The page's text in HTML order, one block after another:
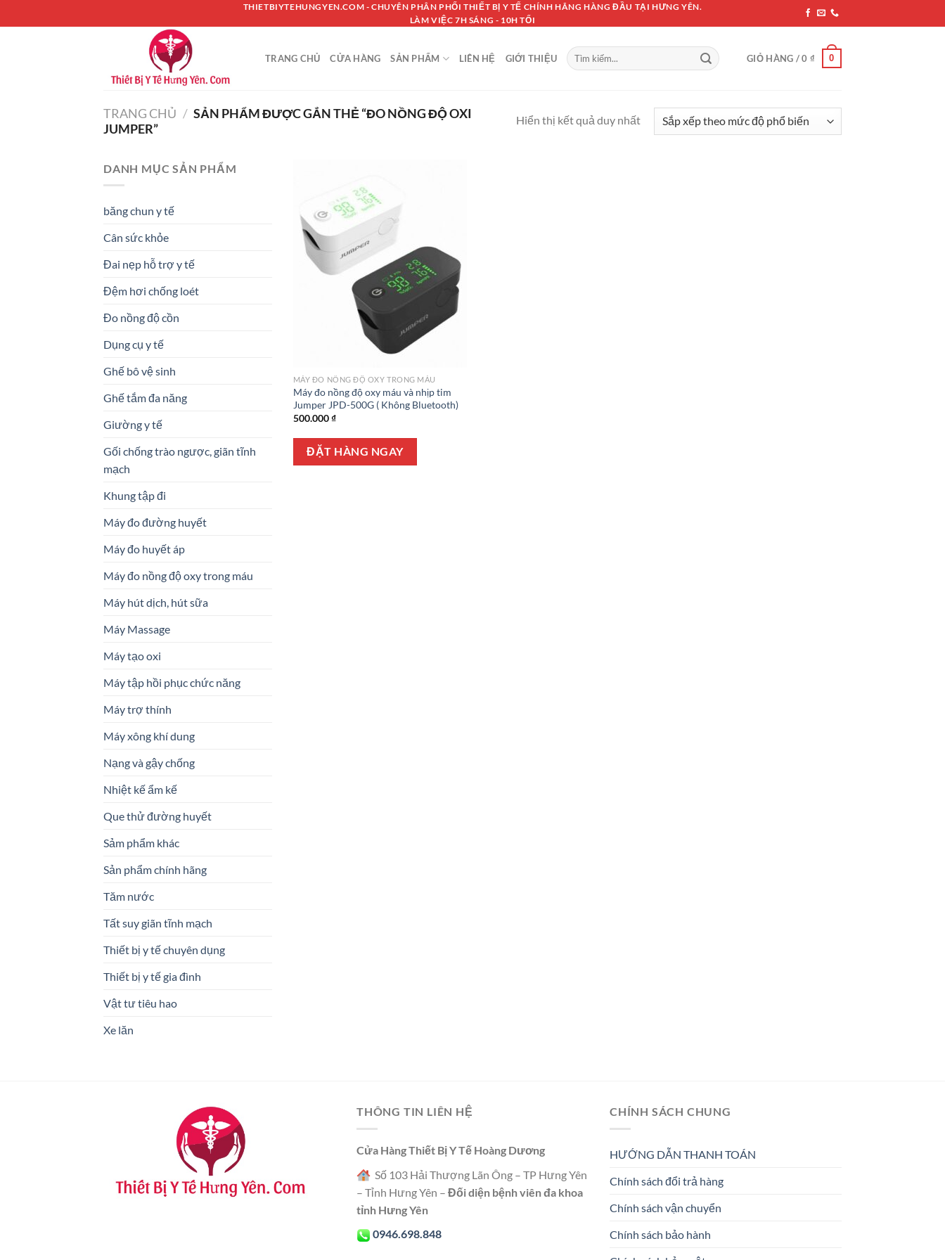
đến
THIETBIYTEHUNGYEN.COM - CHUYÊN PHÂN PHỐI THIẾT BỊ Y TẾ CHÍNH HÃNG HÀNG ĐẦU TẠI HƯNG YÊN.
LÀM VIỆC 7H SÁNG - 10H TỐI
TRANG CHỦ CỬA HÀNG SẢN PHẨM LIÊN HỆ GIỚI THIỆU
Tìm
kiếm:
GIỎ HÀNG /0 ₫ 0
TRANG CHỦ / SẢN PHẨM ĐƯỢC GẮN THẺ “ĐO NỒNG ĐỘ OXI
JUMPER”
Hiển thị kết quả duy nhất
DANH MỤC SẢN PHẨM
băng chun y tế
Cân sức khỏe
Đai nẹp hỗ trợ y tế
Đệm hơi chống loét
Đo nồng độ cồn
Dụng cụ y tế
Ghế bô vệ sinh
Ghế tắm đa năng
Giường y tế
Gối chống trào ngược, giãn tĩnh
mạch
Khung tập đi
Máy đo đường huyết
Máy đo huyết áp
Máy đo nồng độ oxy trong máu
Máy hút dịch, hút sữa
Máy Massage
Máy tạo oxi
Máy tập hồi phục chức năng
Máy trợ thính
Máy xông khí dung
Nạng và gậy chống
Nhiệt kế ẩm kế
Que thử đường huyết
Sảm phẩm khác
Sản phẩm chính hãng
Tăm nước
Tất suy giãn tĩnh mạch
Thiết bị y tế chuyên dụng
Thiết bị y tế gia đình
Vật tư tiêu hao
Xe lăn
MÁY ĐO NỒNG ĐỘ OXY TRONG MÁU
Máy đo nồng độ oxy máu và nhịp tim
Jumper JPD-500G ( Không Bluetooth)
500.000₫
ĐẶT HÀNG NGAY
THÔNG TIN LIÊN HỆ
Cửa Hàng Thiết Bị Y Tế Hoàng Dương
Số 103 Hải Thượng Lãn Ông – TP Hưng Yên
– Tỉnh Hưng Yên – Đối diện bệnh viên đa khoa
tỉnh Hưng Yên
0946.698.848
CHÍNH SÁCH CHUNG
HƯỚNG DẪN THANH TOÁN
Chính sách đổi trả hàng
Chính sách vận chuyển
Chính sách bảo hành